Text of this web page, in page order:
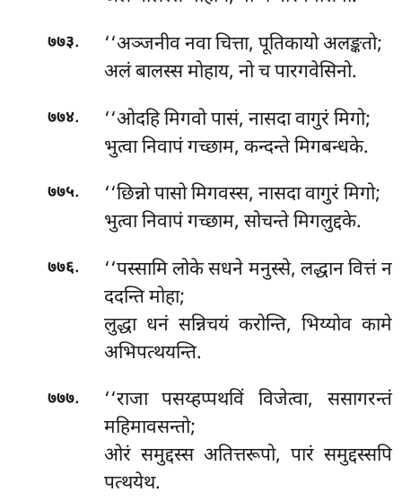
७७३.
‘‘अञ्जनीव नवा चित्ता, पूतिकायो अलङ्कतो;
अलं बालस्स मोहाय, नो च पारगवेसिनो.
७७४.
‘‘ओदहि मिगवो पासं, नासदा वागुरं मिगो;
भुत्वा निवापं गच्छाम, कन्दन्ते मिगबन्धके.
७७५.
‘‘छिन्नो पासो मिगवस्स, नासदा वागुरं मिगो;
भुत्वा निवापं गच्छाम, सोचन्ते मिगलुद्दके.
७७६.
‘‘पस्सामि लोके सधने मनुस्से, लद्धान वित्तं न
ददन्ति मोहा;
लुद्धा धनं सन्निचयं करोन्ति, भिय्योव कामे
अभिपत्थयन्ति.
७७७. ‘‘राजापसय्हप्पथविं विजेत्वा, ससागरन्तं
महिमावसन्तो;
ओरं समुद्दस्स अतित्तरूपो, पारं समुद्दस्सपि
पत्थयेथ.